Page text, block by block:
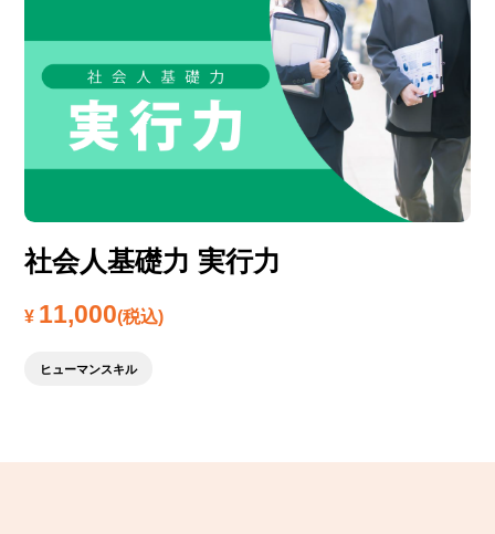
社会人基礎力 実行力
¥ 11,000(税込)
ヒューマンスキル